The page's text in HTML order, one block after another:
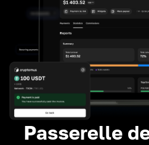
Passerelle